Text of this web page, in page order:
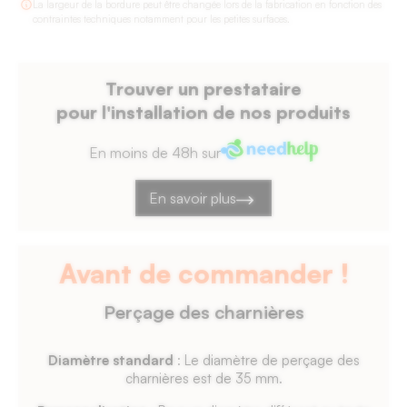
profondeur
maximum,
La largeur de la bordure peut être changée lors de la fabrication en fonction des
contraintes techniques notamment pour les petites surfaces.
Trouver un prestataire
pour l'installation de nos produits
En moins de 48h sur
En savoir plus
Avant de commander !
Perçage des charnières
Diamètre standard : Le diamètre de perçage des
charnières est de 35 mm.